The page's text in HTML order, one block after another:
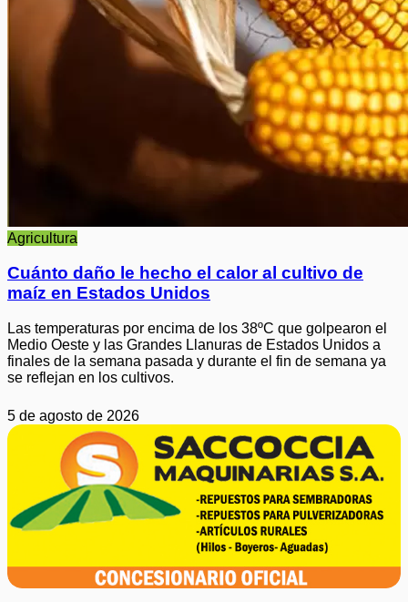
Agricultura
Cuánto daño le hecho el calor al cultivo de
maíz en Estados Unidos
Las temperaturas por encima de los 38ºC que golpearon el
Medio Oeste y las Grandes Llanuras de Estados Unidos a
finales de la semana pasada y durante el fin de semana ya
se reflejan en los cultivos.
5 de agosto de 2026